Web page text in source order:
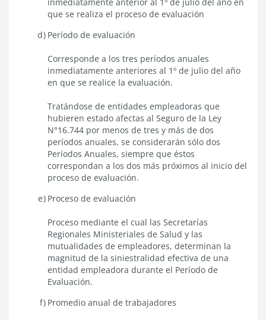
que se realiza el proceso de evaluación
Período de evaluación
Corresponde a los tres períodos anuales
inmediatamente anteriores al 1º de julio del año
en que se realice la evaluación.
Tratándose de entidades empleadoras que
hubieren estado afectas al Seguro de la Ley
N°16.744 por menos de tres y más de dos
períodos anuales, se considerarán sólo dos
Períodos Anuales, siempre que éstos
correspondan a los dos más próximos al inicio del
proceso de evaluación.
Proceso de evaluación
Proceso mediante el cual las Secretarías
Regionales Ministeriales de Salud y las
mutualidades de empleadores, determinan la
magnitud de la siniestralidad efectiva de una
entidad empleadora durante el Período de
Evaluación.
Promedio anual de trabajadores